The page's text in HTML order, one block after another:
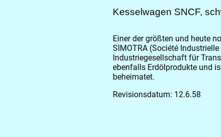
Kesselwagen SNCF,
Einer der größten und heute
SIMOTRA (Société
Industriegesellschaft für
ebenfalls Erdölprodukte und
beheimatet.
Revisionsdatum: 12.6.58